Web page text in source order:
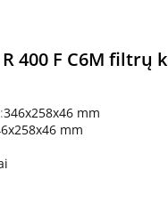
400 F C6M filtrų
346x258x46 mm
mm